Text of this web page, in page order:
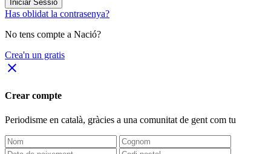
Iniciar Sessió
Has oblidat la contrasenya?
No tens compte a Nació?
Crea'n un gratis
close
Crear compte
Periodisme en català, gràcies a una comunitat de gent com tu